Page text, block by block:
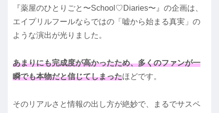
『薬屋のひとりごと〜School♡Diaries〜』の企画は、
エイプリルフールならではの「嘘から始まる真実」の
ような演出が光りました。
あまりにも完成度が高かったため、多くのファンが一
瞬でも本物だと信じてしまったほどです。
そのリアルさと情報の出し方が絶妙で、まるでサスペ